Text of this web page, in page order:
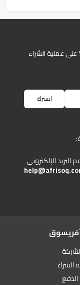
الآن واحصل على خصم 10% على عملية الشراء
اشترك
البريد الإلكتروني
الشراء